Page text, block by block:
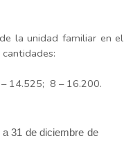
la unidad familiar en el
14.525; 8 – 16.200.
31 de diciembre de